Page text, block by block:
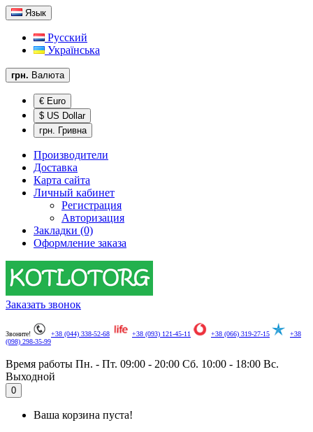
Язык
Русский
Українська
грн. Валюта
€ Euro
$ US Dollar
грн. Гривна
Производители
Доставка
Карта сайта
Личный кабинет
Регистрация
Авторизация
Закладки (0)
Оформление заказа
Заказать звонок
Звоните! +38 (044) 338-52-68 +38 (093) 121-45-11 +38 (066) 319-27-15
+38
(098) 298-35-99
Время работы Пн. - Пт. 09:00 - 20:00 Сб. 10:00 - 18:00 Вс.
Выходной
0
Ваша корзина пуста!